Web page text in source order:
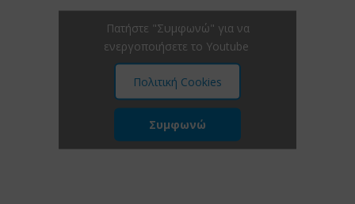
Πατήστε "Συμφωνώ" για να
ενεργοποιήσετε το Youtube
Πολιτική Cookies
Συμφωνώ